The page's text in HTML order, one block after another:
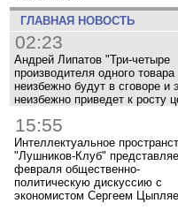
ГЛАВНАЯ НОВОСТЬ
02:23
Андрей Липатов "Три-четыре
производителя одного товара
неизбежно будут в сговоре и
неизбежно приведет к росту
15:55
Интеллектуальное
"Лушников-Клуб"
февраля общественно-
политическую дискуссию с
экономистом Сергеем